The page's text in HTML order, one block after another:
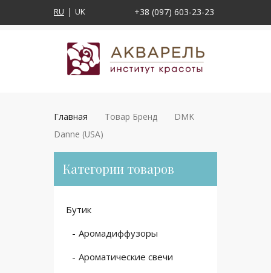
RU UK +38 (097) 603-23-23
Главная Товар Бренд
DMK
Danne (USA)
Категории товаров
Бутик
Аромадиффузоры
Ароматические свечи